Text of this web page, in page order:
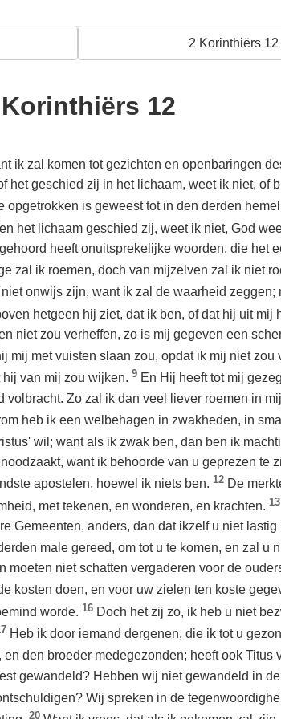
2 Korinthiërs 12
12
ik zal komen tot gezichten en openbaringen
het geschied zij in het lichaam, weet ik niet, of
opgetrokken is geweest tot in den derden
het lichaam geschied zij, weet ik niet, God
heeft onuitsprekelijke woorden, die het
zal ik roemen, doch van mijzelven zal ik niet
onwijs zijn, want ik zal de waarheid zeggen;
hetgeen hij ziet, dat ik ben, of dat hij uit mij
niet zou verheffen, zo is mij gegeven een
mij met vuisten slaan zou, opdat ik mij niet zou
van mij zou wijken. 9 En Hij heeft tot mij
volbracht. Zo zal ik dan veel liever roemen in
heb ik een welbehagen in zwakheden, in
wil; want als ik zwak ben, dan ben ik
want ik behoorde van u geprezen te
apostelen, hoewel ik niets ben. 12 De
met tekenen, en wonderen, en krachten. 13
Gemeenten, anders, dan dat ikzelf u niet
male gereed, om tot u te komen, en zal u
moeten niet schatten vergaderen voor de
kosten doen, en voor uw zielen ten koste
worde. 16 Doch het zij zo, ik heb u niet
Heb ik door iemand dergenen, die ik tot u
en den broeder medegezonden; heeft ook Titus
gewandeld? Hebben wij niet gewandeld in
Wij spreken in de
20